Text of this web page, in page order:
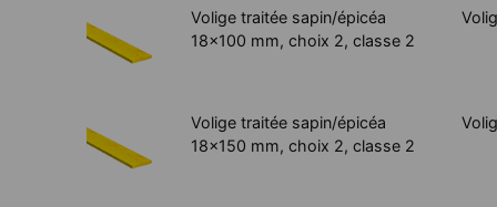
Volige traitée sapin/épicéa
18x100 mm, choix 2, classe 2
Volige traitée sapin/épicéa
18x150 mm, choix 2, classe 2